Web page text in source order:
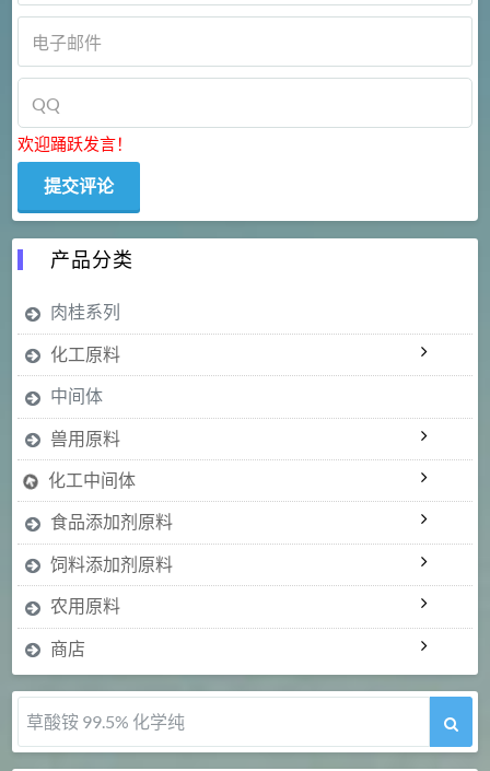
欢迎踊跃发言！
产品分类
肉桂系列
化工原料
中间体
兽用原料
化工中间体
食品添加剂原料
饲料添加剂原料
农用原料
商店
草酸铵 99.5% 化学纯